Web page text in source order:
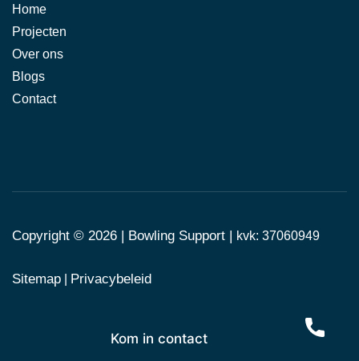
Kom in contact
Home
Projecten
Over ons
Blogs
Contact
Copyright © 2026 | Bowling Support | kvk: 37060949
Sitemap Privacybeleid